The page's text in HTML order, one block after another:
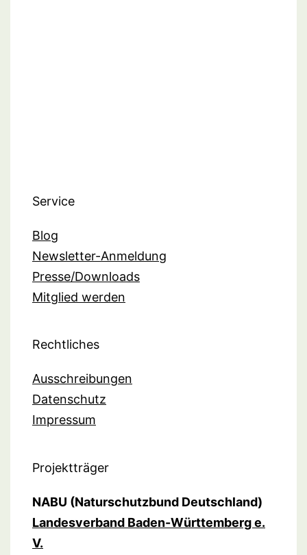
Service
Blog
Newsletter-Anmeldung
Presse/Downloads
Mitglied werden
Rechtliches
Ausschreibungen
Datenschutz
Impressum
Projektträger
NABU (Naturschutzbund Deutschland)
Landesverband Baden-Württemberg e.
V.